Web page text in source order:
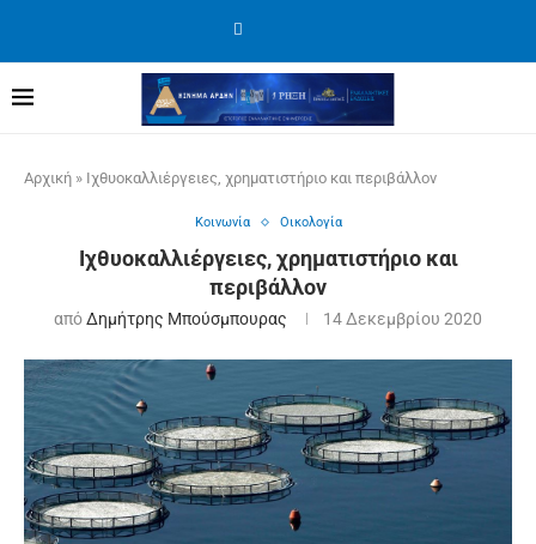
Αρχική » Ιχθυοκαλλιέργειες, χρηματιστήριο και περιβάλλον
Κοινωνία Οικολογία
Ιχθυοκαλλιέργειες, χρηματιστήριο και
περιβάλλον
απόΔημήτρης Μπούσμπουρας 14 Δεκεμβρίου 2020